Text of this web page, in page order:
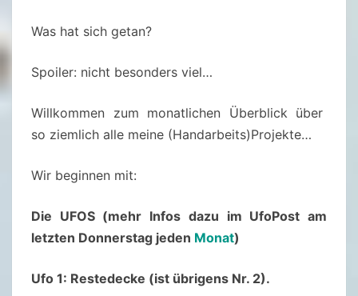
E
B
E
2
5
Was hat sich getan?
Spoiler: nicht besonders viel…
Willkommen zum monatlichen Überblick über
so ziemlich alle meine (Handarbeits)Projekte…
Wir beginnen mit:
Die UFOS (mehr Infos dazu im UfoPost am
letzten Donnerstag jeden Monat)
Ufo 1: Restedecke (ist übrigens Nr. 2).